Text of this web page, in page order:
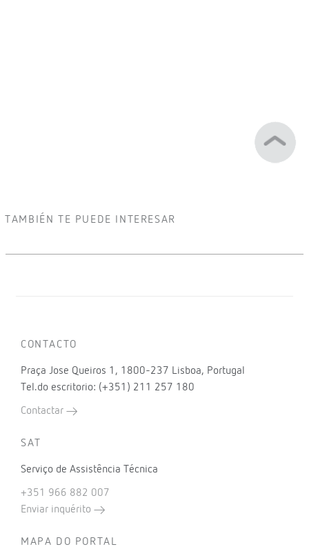
TAMBIÉN TE PUEDE INTERESAR
CONTACTO
Praça Jose Queiros 1, 1800-237 Lisboa, Portugal
Tel.do escritorio: (+351) 211 257 180
Contactar
SAT
Serviço de Assistência Técnica
+351 966 882 007
Enviar inquérito
MAPA DO PORTAL